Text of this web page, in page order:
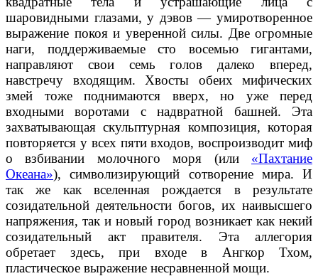
шаровидными глазами, у дэвов — умиротворенное
выражение покоя и уверенной силы. Две огромные
наги, поддерживаемые сто восемью гигантами,
направляют свои семь голов далеко вперед,
навстречу входящим. Хвосты обеих мифических
змей тоже поднимаются вверх, но уже перед
входными воротами с надвратной башней. Эта
захватывающая скульптурная композиция, которая
повторяется у всех пяти входов, воспроизводит миф
о взбивании молочного моря (или «Пахтание
Океана»), символизирующий сотворение мира. И
так же как вселенная рождается в результате
созидательной деятельности богов, их наивысшего
напряжения, так и новый город возникает как некий
созидательный акт правителя. Эта аллегория
обретает здесь, при входе в Ангкор Тхом,
пластическое выражение несравненной мощи.